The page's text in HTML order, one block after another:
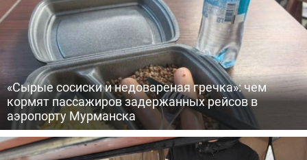
«Сырые сосиски и недовареная гречка»: чем
кормят пассажиров задержанных рейсов в
аэропорту Мурманска